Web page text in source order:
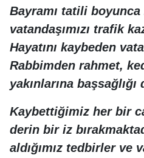
Bayramı tatili boyunca
vatandaşımızı trafik
Hayatını kaybeden
Rabbimden rahmet,
yakınlarına
Kaybettiğimiz her bir
derin bir iz
aldığımız tedbirler ve